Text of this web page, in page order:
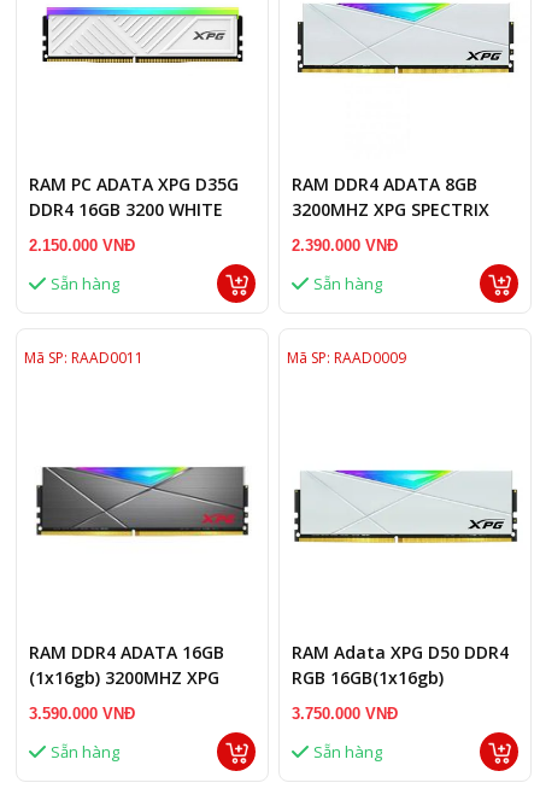
RAM PC ADATA XPG D35G
DDR4 16GB 3200 WHITE
RGB ( AX4U320016G16A-
2.150.000 VNĐ
Sẵn hàng
RAM DDR4 ADATA 8GB
3200MHZ XPG SPECTRIX
D50 RGB
2.390.000 VNĐ
Sẵn hàng
Mã SP: RAAD0011
RAM DDR4 ADATA 16GB
(1x16gb) 3200MHZ XPG
SPECTRIX D50 RGB đen
3.590.000 VNĐ
Sẵn hàng
Mã SP: RAAD0009
RAM Adata XPG D50 DDR4
RGB 16GB(1x16gb)
3200Mhz - white
3.750.000 VNĐ
Sẵn hàng